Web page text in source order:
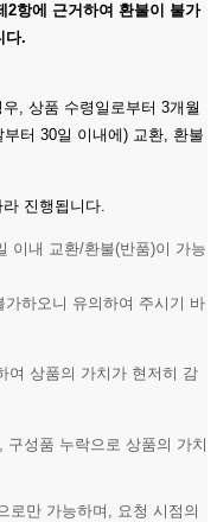
2항에 근거하여 환불이 불가
다.
, 상품 수령일로부터 3개월
터 30일 이내에) 교환, 환불
진행됩니다.
이내 교환/환불(반품)이 가능
가하오니 유의하여 주시기 바
상품의 가치가 현저히 감
성품 누락으로 상품의 가치
만 가능하며, 요청 시점의